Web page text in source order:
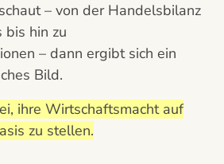
– von der Handelsbilanz
bis hin zu
– dann ergibt sich ein
Bild.
ihre Wirtschaftsmacht auf
zu stellen.